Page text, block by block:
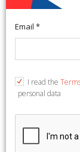
(1964-84)
Email *
I read the
personal data